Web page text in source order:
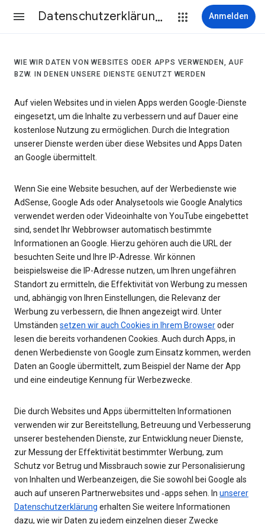
Datenschutzerklärung & Nutzungsbedingungen Anmelden
WIE WIR DATEN VON WEBSITES ODER APPS VERWENDEN, AUF
BZW. IN DENEN UNSERE DIENSTE GENUTZT WERDEN
Auf vielen Websites und in vielen Apps werden Google-Dienste
eingesetzt, um die Inhalte zu verbessern und auf Dauer eine
kostenlose Nutzung zu ermöglichen. Durch die Integration
unserer Dienste werden über diese Websites und Apps Daten
an Google übermittelt.
Wenn Sie eine Website besuchen, auf der Werbedienste wie
AdSense, Google Ads oder Analysetools wie Google Analytics
verwendet werden oder Videoinhalte von YouTube eingebettet
sind, sendet Ihr Webbrowser automatisch bestimmte
Informationen an Google. Hierzu gehören auch die URL der
besuchten Seite und Ihre IP-Adresse. Wir können
beispielsweise die IP-Adresse nutzen, um Ihren ungefähren
Standort zu ermitteln, die Effektivität von Werbung zu messen
und, abhängig von Ihren Einstellungen, die Relevanz der
Werbung zu verbessern, die Ihnen angezeigt wird. Unter
Umständen setzen wir auch Cookies in Ihrem Browseroder
lesen die bereits vorhandenen Cookies. Auch durch Apps, in
denen Werbedienste von Google zum Einsatz kommen, werden
Daten an Google übermittelt, zum Beispiel der Name der App
und eine eindeutige Kennung für Werbezwecke.
Die durch Websites und Apps übermittelten Informationen
verwenden wir zur Bereitstellung, Betreuung und Verbesserung
unserer bestehenden Dienste, zur Entwicklung neuer Dienste,
zur Messung der Effektivität bestimmter Werbung, zum
Schutz vor Betrug und Missbrauch sowie zur Personalisierung
von Inhalten und Werbeanzeigen, die Sie sowohl bei Google als
auch auf unseren Partnerwebsites und ‑apps sehen. In unserer
Datenschutzerklärung erhalten Sie weitere Informationen
dazu, wie wir Daten zu jedem einzelnen dieser Zwecke